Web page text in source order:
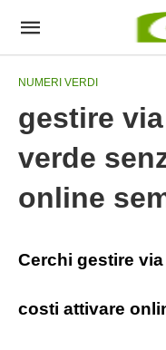
NUMERI VERDI
gestire
verde
online
Cerchi gestire
costi attivare